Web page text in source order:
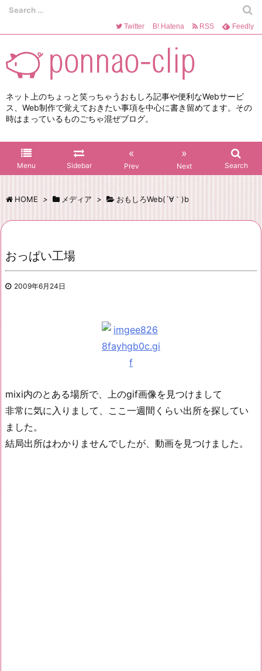
ネット上のちょっと笑っちゃうおもしろ記事や便利なWebサービ
ス、Web制作で覚えておきたい事項を中心に書き留めてます。その
時はまっているものごちゃ混ぜブログ。
Menu Sidebar
«
Prev
»
Next Search
Twitter B! Hatena RSS Feedly
HOME > メディア > おもしろWeb(´∀｀)b
おっぱい工場
2009年6月24日
mixi内のとある場所で、上のgif画像を見つけまして
非常に気に入りまして、ここ一週間くらい出所を探してい
ました。
結局出所はわかりませんでしたが、動画を見つけました。